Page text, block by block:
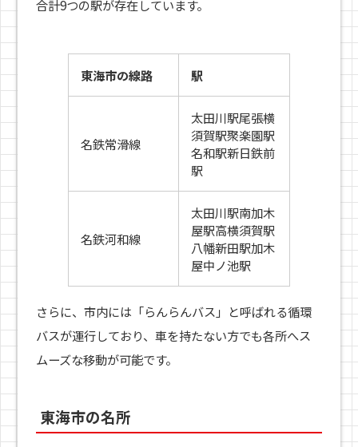
合計9つの駅が存在しています。
東海市の線路 駅
名鉄常滑線
太田川駅尾張横
須賀駅聚楽園駅
名和駅新日鉄前
駅
名鉄河和線
太田川駅南加木
屋駅高横須賀駅
八幡新田駅加木
屋中ノ池駅
さらに、市内には「らんらんバス」と呼ばれる循環
バスが運行しており、車を持たない方でも各所へス
ムーズな移動が可能です。
東海市の名所